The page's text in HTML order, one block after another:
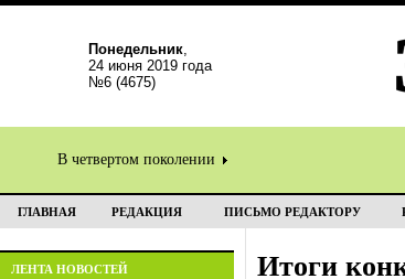
Понедельник,
24 июня 2019 года
№6 (4675)
В четвертом поколении
ГЛАВНАЯ РЕДАКЦИЯ ПИСЬМО РЕДАКТОРУ
ЛЕНТА НОВОСТЕЙ
Итоги